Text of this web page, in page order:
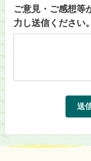
ご意見・ご感想等
力し送信ください。